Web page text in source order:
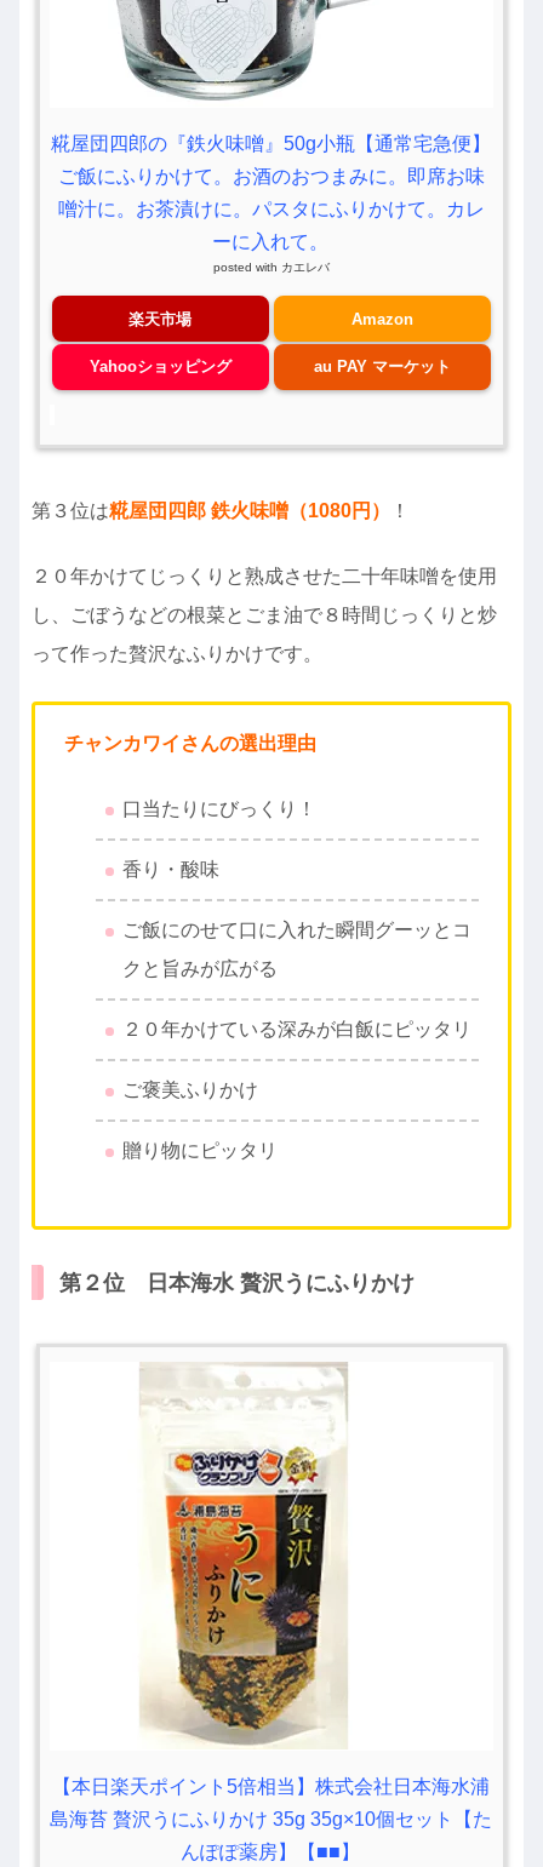
糀屋団四郎の『鉄火味噌』50g小瓶【通常宅急便】
ご飯にふりかけて。お酒のおつまみに。即席お味
噌汁に。お茶漬けに。パスタにふりかけて。カレ
ーに入れて。
posted with カエレバ
楽天市場 Amazon
Yahooショッピング au PAY マーケット
第３位は糀屋団四郎 鉄火味噌（1080円） ！
２０年かけてじっくりと熟成させた二十年味噌を使用
し、ごぼうなどの根菜とごま油で８時間じっくりと炒
って作った贅沢なふりかけです。
チャンカワイさんの選出理由
口当たりにびっくり！
香り・酸味
ご飯にのせて口に入れた瞬間グーッとコ
クと旨みが広がる
２０年かけている深みが白飯にピッタリ
ご褒美ふりかけ
贈り物にピッタリ
第２位 日本海水 贅沢うにふりかけ
【本日楽天ポイント5倍相当】株式会社日本海水浦
島海苔 贅沢うにふりかけ 35g 35g×10個セット【た
んぽぽ薬房】【■■】